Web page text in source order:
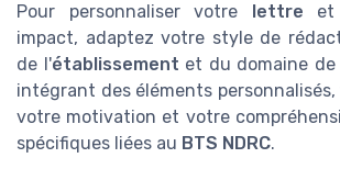
Pour personnaliser votre lettre et
impact, adaptez votre style de
de l'établissement et du domaine
intégrant des éléments
votre motivation et votre
spécifiques liées au BTS NDRC.